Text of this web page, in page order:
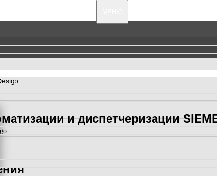
и диспетчеризации